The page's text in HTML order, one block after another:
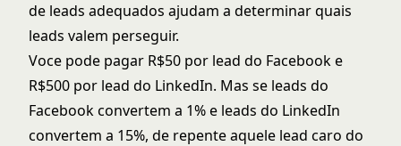
de leads adequados ajudam a determinar quais
leads valem perseguir.
Voce pode pagar R$50 por lead do Facebook e
R$500 por lead do LinkedIn. Mas se leads do
Facebook convertem a 1% e leads do LinkedIn
convertem a 15%, de repente aquele lead caro do